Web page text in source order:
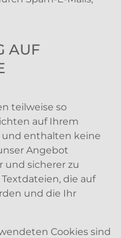
AUF
teilweise so
auf Ihrem
und enthalten keine
Angebot
und sicherer zu
die auf
und die Ihr
Cookies sind